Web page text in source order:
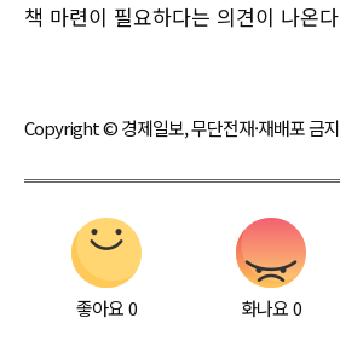
책 마련이 필요하다는 의견이 나온
Copyright © 경제일보, 무단전재·재배포 금지
좋아요0 화나요0